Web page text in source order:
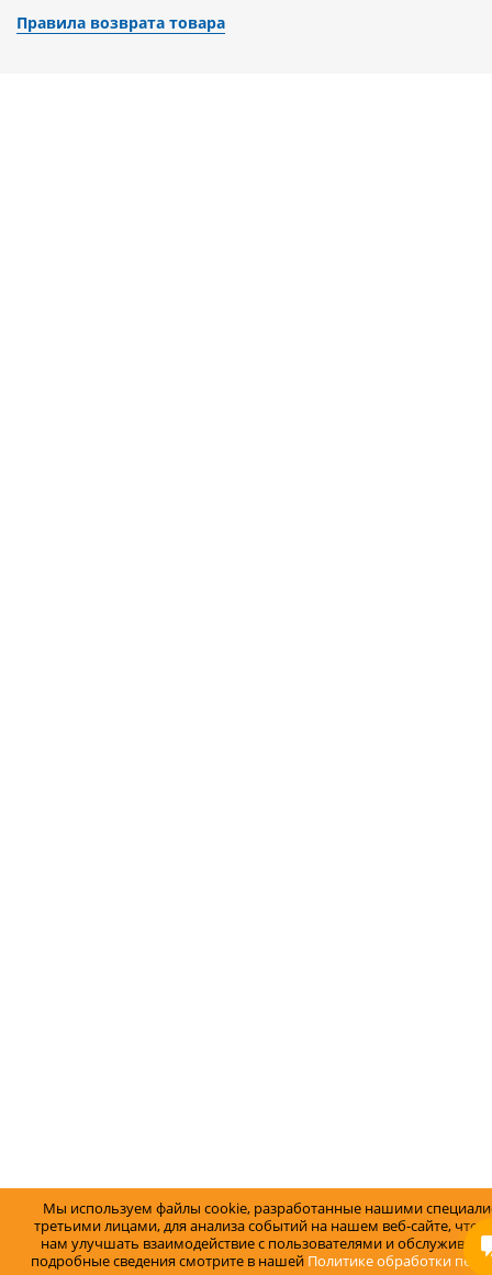
Правила возврата товара
Мы используем файлы cookie, разработанные нашими
третьими лицами, для анализа событий на нашем веб-сайте, что
нам улучшать взаимодействие с пользователями и
подробные сведения смотрите в нашей Политике обработки